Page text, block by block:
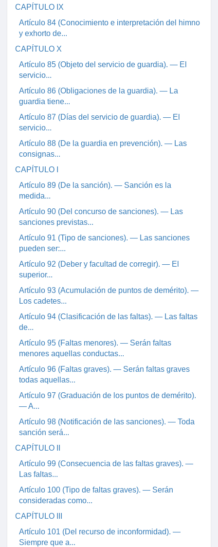
CAPÍTULO IX
Artículo 84 (Conocimiento e interpretación del himno
y exhorto de...
CAPÍTULO X
Artículo 85 (Objeto del servicio de guardia). — El
servicio...
Artículo 86 (Obligaciones de la guardia). — La
guardia tiene...
Artículo 87 (Días del servicio de guardia). — El
servicio...
Artículo 88 (De la guardia en prevención). — Las
consignas...
CAPÍTULO I
Artículo 89 (De la sanción). — Sanción es la
medida...
Artículo 90 (Del concurso de sanciones). — Las
sanciones previstas...
Artículo 91 (Tipo de sanciones). — Las sanciones
pueden ser:...
Artículo 92 (Deber y facultad de corregir). — El
superior...
Artículo 93 (Acumulación de puntos de demérito). —
Los cadetes...
Artículo 94 (Clasificación de las faltas). — Las faltas
de...
Artículo 95 (Faltas menores). — Serán faltas
menores aquellas conductas...
Artículo 96 (Faltas graves). — Serán faltas graves
todas aquellas...
Artículo 97 (Graduación de los puntos de demérito).
— A...
Artículo 98 (Notificación de las sanciones). — Toda
sanción será...
CAPÍTULO II
Artículo 99 (Consecuencia de las faltas graves). —
Las faltas...
Artículo 100 (Tipo de faltas graves). — Serán
consideradas como...
CAPÍTULO III
Artículo 101 (Del recurso de inconformidad). —
Siempre que a...